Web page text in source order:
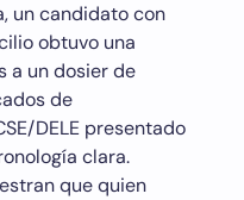
un candidato con
obtuvo una
a un dosier de
de
DELE presentado
clara.
que quien